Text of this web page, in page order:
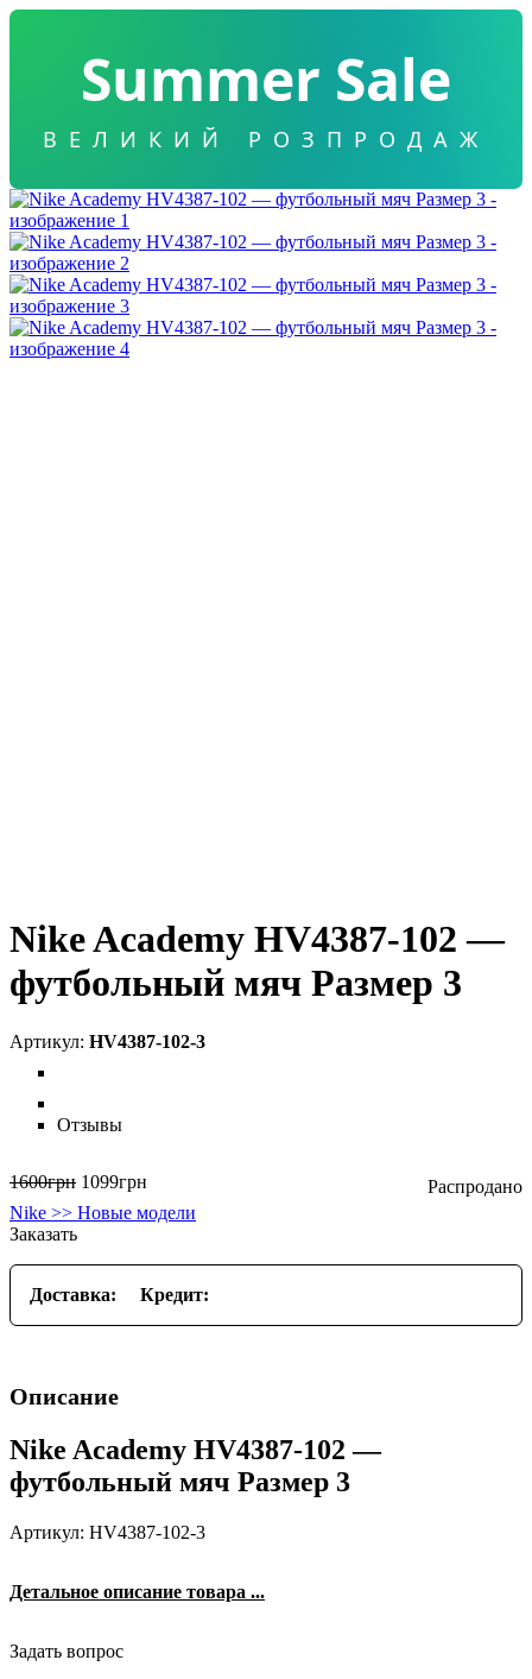
Summer Sale
ВЕЛИКИЙ РОЗПРОДАЖ
Nike Academy HV4387-102 —
футбольный мяч Размер 3
HV4387-102-3
Отзывы
1600грн 1099грн
Nike >> Новые модели
Заказать
Доставка: Кредит:
Описание
Nike Academy HV4387-102 —
футбольный мяч Размер 3
Артикул: HV4387-102-3
Детальное описание товара ...
Задать вопрос